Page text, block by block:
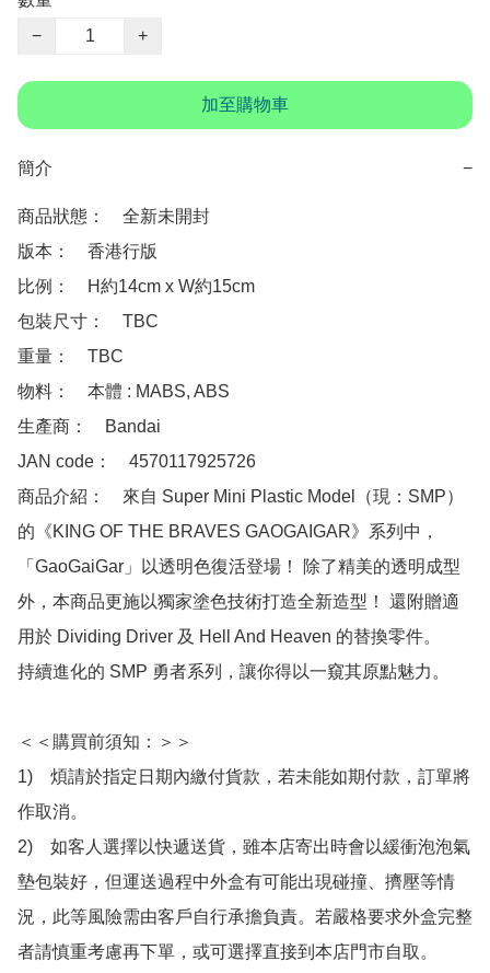
−
+
加至購物車
簡介 −
商品狀態：　全新未開封
版本：　香港行版
比例：　H約14cm x W約15cm
包裝尺寸：　TBC
重量：　TBC
物料：　本體 : MABS, ABS
生產商：　Bandai
JAN code：　4570117925726
商品介紹：　來自 Super Mini Plastic Model（現：SMP）
的《KING OF THE BRAVES GAOGAIGAR》系列中，
「GaoGaiGar」以透明色復活登場！ 除了精美的透明成型
外，本商品更施以獨家塗色技術打造全新造型！ 還附贈適
用於 Dividing Driver 及 Hell And Heaven 的替換零件。
持續進化的 SMP 勇者系列，讓你得以一窺其原點魅力。
＜＜購買前須知：＞＞
1)　煩請於指定日期內繳付貨款，若未能如期付款，訂單將
作取消。
2)　如客人選擇以快遞送貨，雖本店寄出時會以緩衝泡泡氣
墊包裝好，但運送過程中外盒有可能出現碰撞、擠壓等情
況，此等風險需由客戶自行承擔負責。若嚴格要求外盒完整
者請慎重考慮再下單，或可選擇直接到本店門市自取。